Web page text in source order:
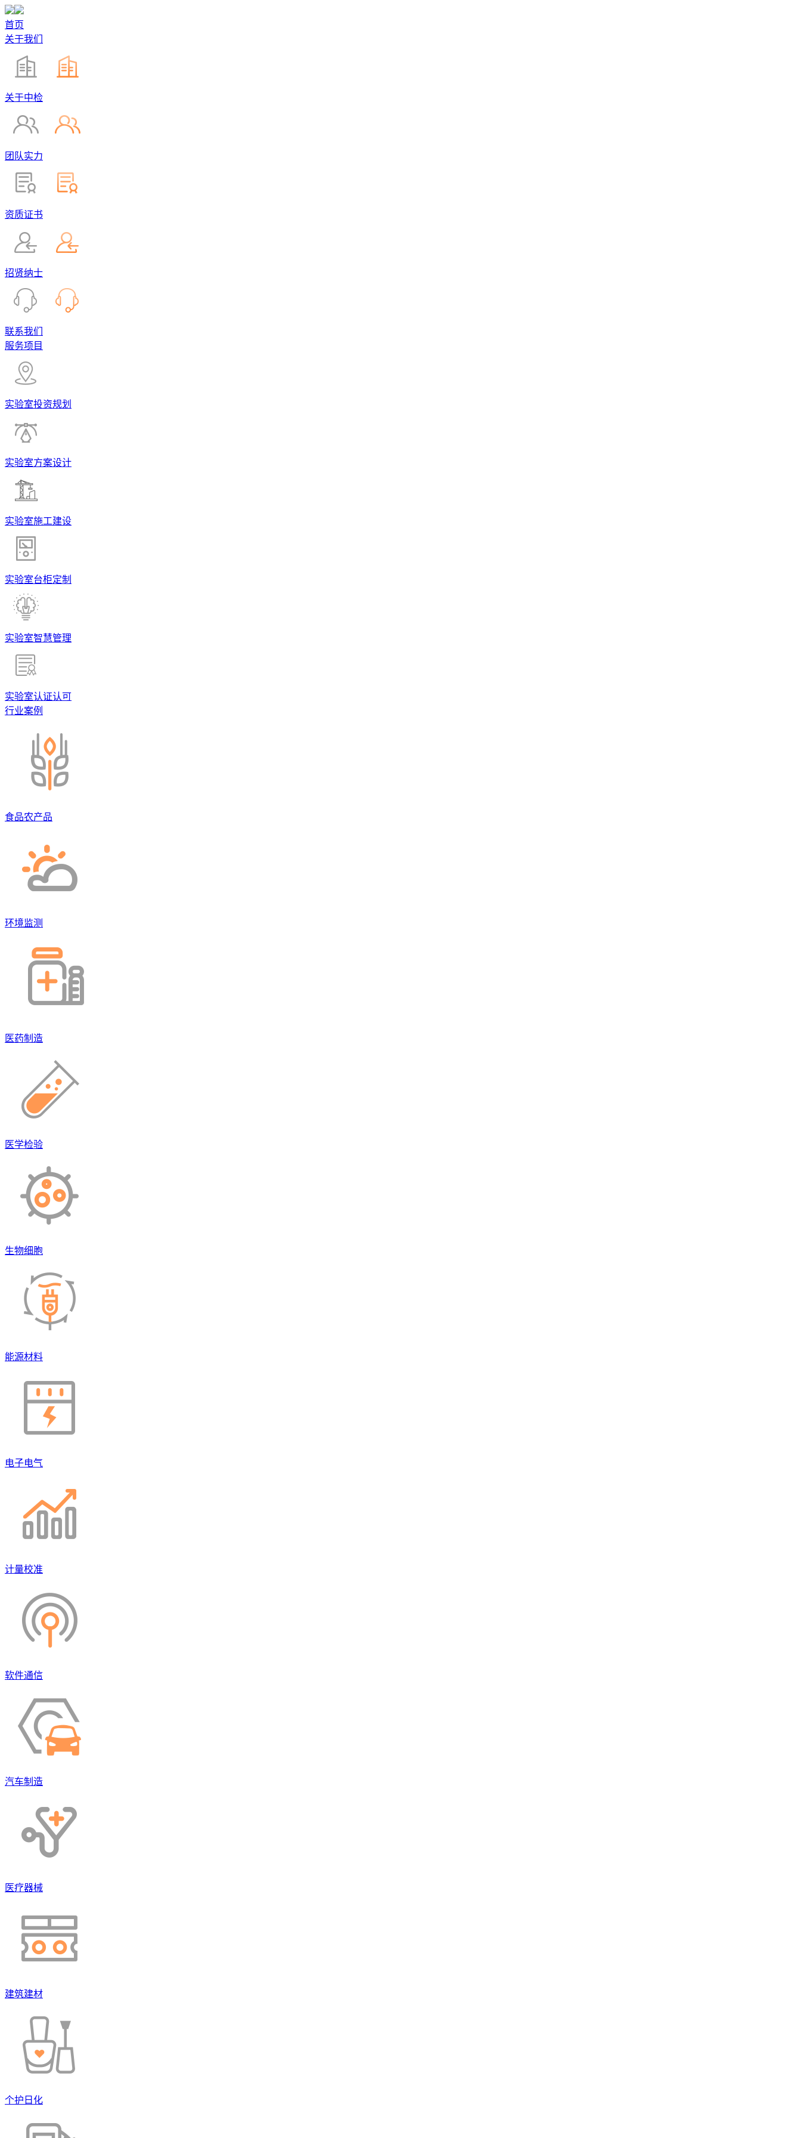
首页
关于我们
关于中检
团队实力
资质证书
招贤纳士
联系我们
服务项目
实验室投资规划
实验室方案设计
实验室施工建设
实验室台柜定制
实验室智慧管理
实验室认证认可
行业案例
食品农产品
环境监测
医药制造
医学检验
生物细胞
能源材料
电子电气
计量校准
软件通信
汽车制造
医疗器械
建筑建材
个护日化